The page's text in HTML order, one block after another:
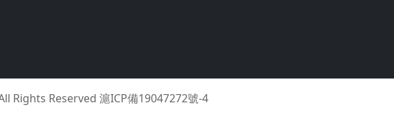
Rights Reserved 滬ICP備19047272號-4